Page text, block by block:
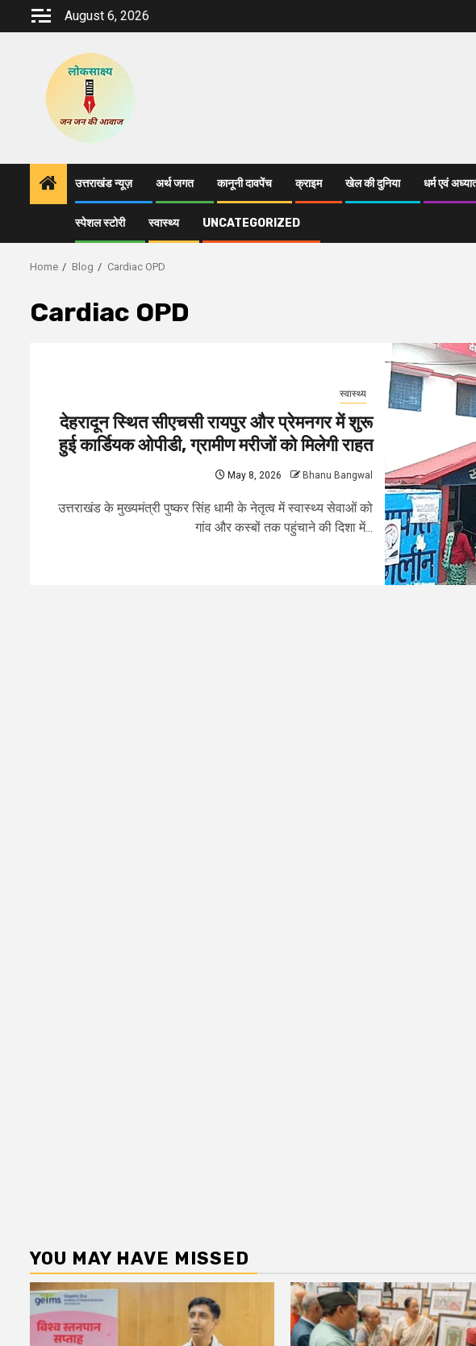
August 6, 2026
उत्तराखंड न्यूज़ अर्थ जगत कानूनी दावपेंच क्राइम खेल की दुनिया धर्म एवं
स्पेशल स्टोरी स्वास्थ्य UNCATEGORIZED
Home Blog Cardiac OPD
Cardiac OPD
स्वास्थ्य
देहरादून स्थित सीएचसी रायपुर और प्रेमनगर में शुरू
हुई कार्डियक ओपीडी, ग्रामीण मरीजों को मिलेगी राहत
May 8, 2026 Bhanu Bangwal
उत्तराखंड के मुख्यमंत्री पुष्कर सिंह धामी के नेतृत्व में स्वास्थ्य सेवाओं को
गांव और कस्बों तक पहुंचाने की दिशा में...
YOU MAY HAVE MISSED